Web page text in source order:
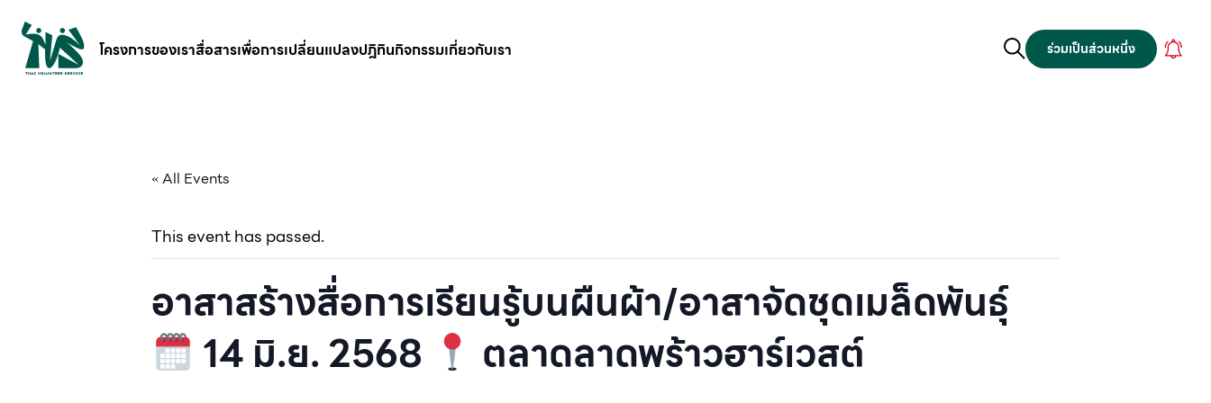
โครงการของเราสื่อสารเพื่อการเปลี่ยนแปลงปฎิทินกิจกรรมเกี่ยวกับเรา ร่วมเป็นส่วนหนึ่ง
« All Events
This event has passed.
อาสาสร้างสื่อการเรียนรู้บนผืนผ้า/อาสาจัดชุดเมล็ดพันธุ์
14 มิ.ย. 2568
ตลาดลาดพร้าวฮาร์เวสต์